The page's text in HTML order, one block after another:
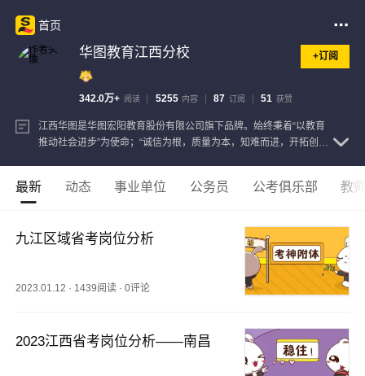
首页
华图教育江西分校 +订阅
342.0万+ 阅读 5255 内容 87 订阅 51 获赞
江西华图是华图宏阳教育股份有限公司旗下品牌。始终秉着“以教育
推动社会进步”为使命；“诚信为根，质量为本，知难而进，开拓创
最新 动态 事业单位 公务员 公考俱乐部 教
九江区域省考岗位分析
2023.01.12 · 1439阅读 ·0评论
2023江西省考岗位分析——南昌